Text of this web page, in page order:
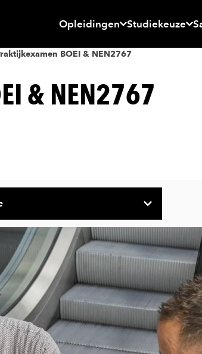
Opleidingen Studiekeuze
BOEI & NEN2767
& NEN2767